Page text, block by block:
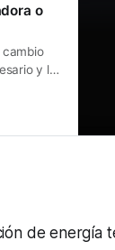
o
cambio
y lo
de energía